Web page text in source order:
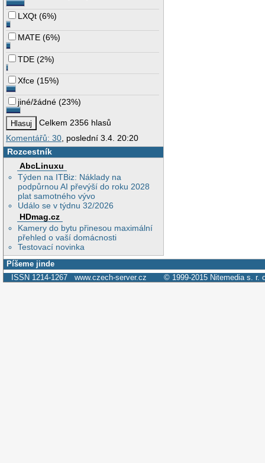
LXQt (6%)
MATE (6%)
TDE (2%)
Xfce (15%)
jiné/žádné (23%)
Celkem 2356 hlasů
Komentářů: 30 , poslední 3.4. 20:20
Rozcestník
AbcLinuxu
Týden na ITBiz: Náklady na
podpůrnou AI převýší do roku 2028
plat samotného vývo
Událo se v týdnu 32/2026
HDmag.cz
Kamery do bytu přinesou maximální
přehled o vaší domácnosti
Testovací novinka
Píšeme jinde
ISSN 1214-1267 www.czech-server.cz © 1999-2015 Nitemedia s. r.